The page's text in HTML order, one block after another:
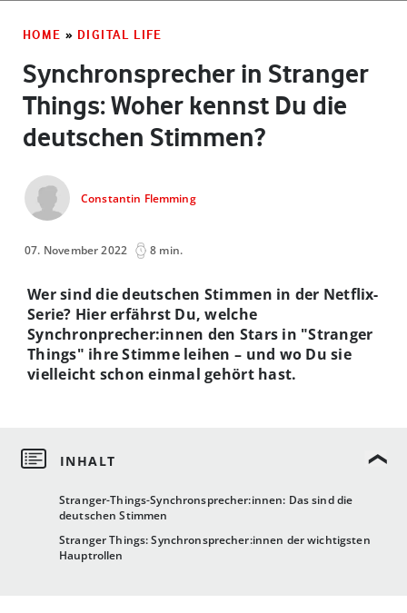
HOME » DIGITAL LIFE
Synchronsprecher in Stranger
Things: Woher kennst Du die
deutschen Stimmen?
Constantin Flemming
07. November 2022 8 min.
Stranger-Things-Synchronsprecher:innen: Das sind die
deutschen Stimmen
Stranger Things: Synchronsprecher:innen der wichtigsten
Hauptrollen
Wer sind die deutschen Stimmen in der Netflix-
Serie? Hier erfährst Du, welche
Synchronprecher:innen den Stars in "Stranger
Things" ihre Stimme leihen – und wo Du sie
vielleicht schon einmal gehört hast.